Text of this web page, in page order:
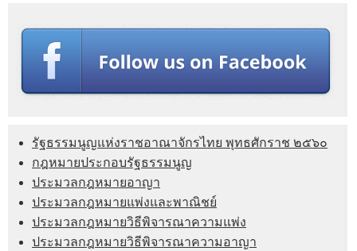
รัฐธรรมนูญแห่งราชอาณาจักรไทย พุทธศักราช ๒๕๖๐
กฎหมายประกอบรัฐธรรมนูญ
ประมวลกฎหมายอาญา
ประมวลกฎหมายแพ่งและพาณิชย์
ประมวลกฎหมายวิธีพิจารณาความแพ่ง
ประมวลกฎหมายวิธีพิจารณาความอาญา